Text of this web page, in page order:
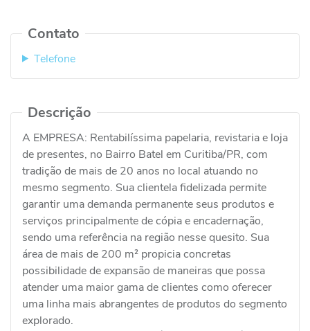
Contato
Telefone
Descrição
A EMPRESA: Rentabilíssima papelaria, revistaria e loja
de presentes, no Bairro Batel em Curitiba/PR, com
tradição de mais de 20 anos no local atuando no
mesmo segmento. Sua clientela fidelizada permite
garantir uma demanda permanente seus produtos e
serviços principalmente de cópia e encadernação,
sendo uma referência na região nesse quesito. Sua
área de mais de 200 m² propicia concretas
possibilidade de expansão de maneiras que possa
atender uma maior gama de clientes como oferecer
uma linha mais abrangentes de produtos do segmento
explorado.